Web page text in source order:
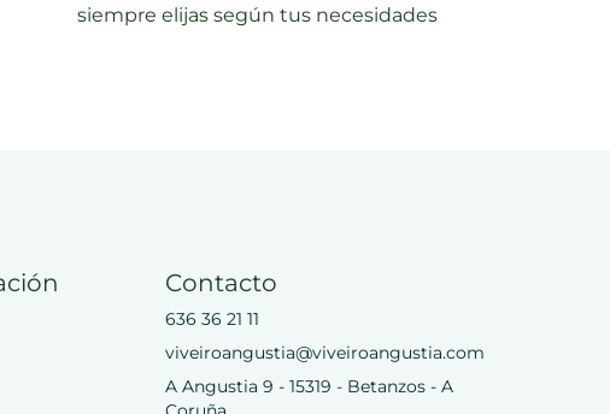
siempre elijas según tus necesidades
Contacto
636 36 21 11
viveiroangustia@viveiroangustia.com
A Angustia 9 - 15319 - Betanzos - A